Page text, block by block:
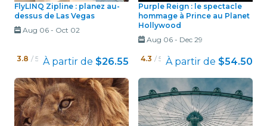
FlyLINQ Zipline : planez au-
dessus de Las Vegas
Aug 06- Oct 02
3.8 / 5 À partir de $26.55
Purple Reign : le spectacle
hommage à Prince au Planet
Hollywood
Aug 06- Dec 29
4.3 / 5 À partir de $54.50